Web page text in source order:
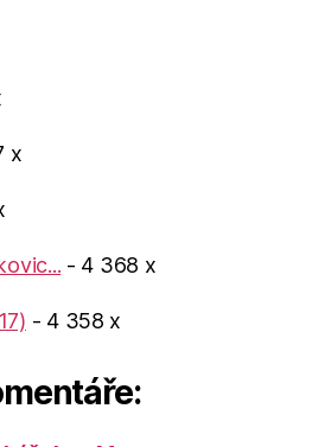
x
- 4 368 x
- 4 358 x